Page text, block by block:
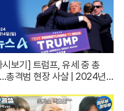
시보기] 트럼프, 유세 중 총
격범 현장 사살 | 2024년 7